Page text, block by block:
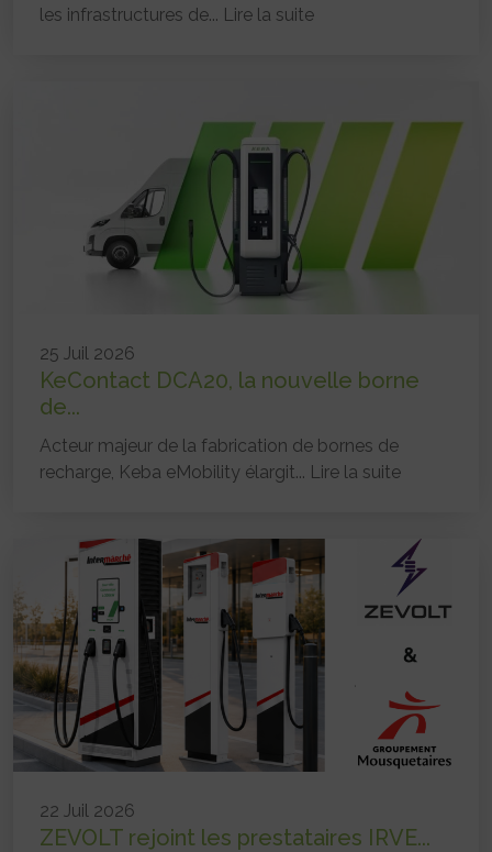
les infrastructures de... Lire la suite
25 Juil 2026
KeContact DCA20, la nouvelle borne
de...
Acteur majeur de la fabrication de bornes de
recharge, Keba eMobility élargit... Lire la suite
22 Juil 2026
ZEVOLT rejoint les prestataires IRVE...